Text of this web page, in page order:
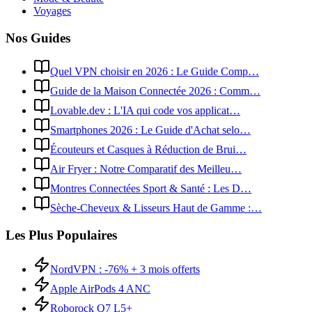
Voyages
Nos Guides
Quel VPN choisir en 2026 : Le Guide Comp…
Guide de la Maison Connectée 2026 : Comm…
Lovable.dev : L'IA qui code vos applicat…
Smartphones 2026 : Le Guide d'Achat selo…
Écouteurs et Casques à Réduction de Brui…
Air Fryer : Notre Comparatif des Meilleu…
Montres Connectées Sport & Santé : Les D…
Sèche-Cheveux & Lisseurs Haut de Gamme :…
Les Plus Populaires
NordVPN : -76% + 3 mois offerts
Apple AirPods 4 ANC
Roborock Q7 L5+